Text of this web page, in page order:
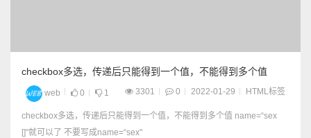
checkbox多选，传递后只能得到一个值，不能得到多个值
web 0 1 3301 0 2022-01-29 HTML标签
checkbox多选，传递后只能得到一个值，不能得到多个值 name=“sex
[]"就可以了 不要写成name=“sex"